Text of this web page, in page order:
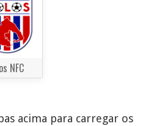
NFC
acima para carregar os